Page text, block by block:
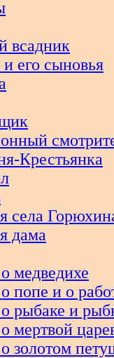
всадник
его сыновья
Крестьянка
села
дама
медведихе
попе и о
рыбаке и
мертвой
золотом